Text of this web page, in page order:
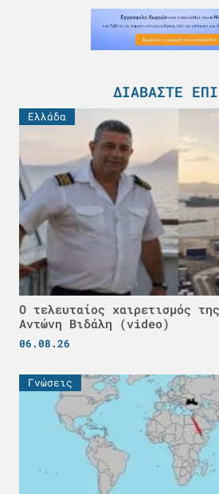
ΔΙΑΒΆΣΤΕ
Ελλάδα
Ο τελευταίος χαιρετισμός
Αντώνη Βιδάλη (video)
06.08.26
Γνώσεις